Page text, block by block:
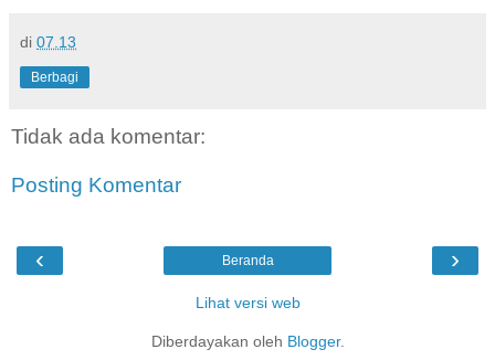
di 07.13
Berbagi
Tidak ada komentar:
Posting Komentar
‹ ›
Beranda
Lihat versi web
Diberdayakan oleh Blogger.